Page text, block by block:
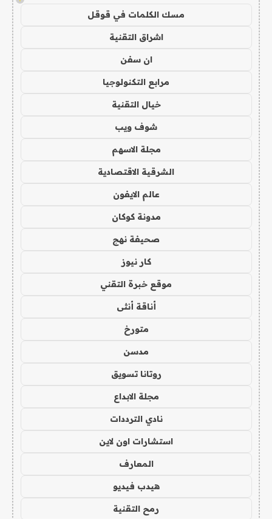
مسك الكلمات في قوقل
اشراق التقنية
ان سفن
مرابع التكنولوجيا
خيال التقنية
شوف ويب
مجلة الاسهم
الشرقية الاقتصادية
عالم الايفون
مدونة كوكان
صحيفة نهج
كار نيوز
موقع خبرة التقني
أناقة أنثى
متورخ
مدسن
روتانا تسويق
مجلة الابداع
نادي الترددات
استشارات اون لاين
المعارف
هيدب فيديو
رمح التقنية